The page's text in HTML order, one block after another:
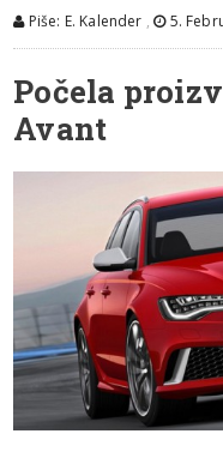
Piše: E. Kalender , 5.
Počela
Avant